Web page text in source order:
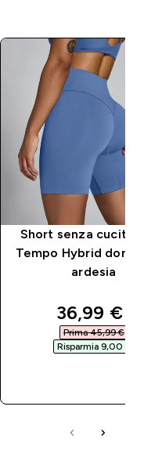
Short senza
Tempo Hybrid donna
ardesia
36,99 €‎
Prima 45,99 €‎
Risparmia 9,00 €‎